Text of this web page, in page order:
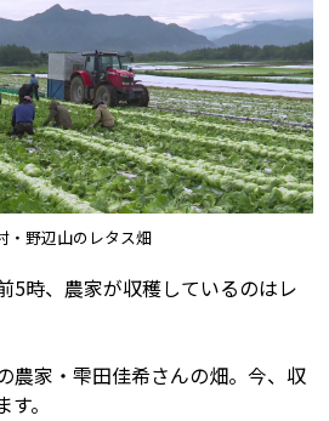
・野辺山のレタス畑
5時、農家が収穫しているのはレ
農家・雫田佳希さんの畑。今、収
。